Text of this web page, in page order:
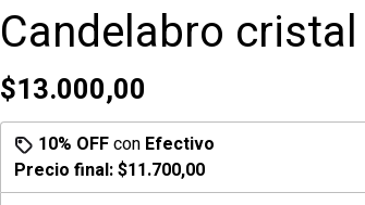
Candelabro
$13.000,00
10% OFFcon Efectivo
Precio final:$11.700,00